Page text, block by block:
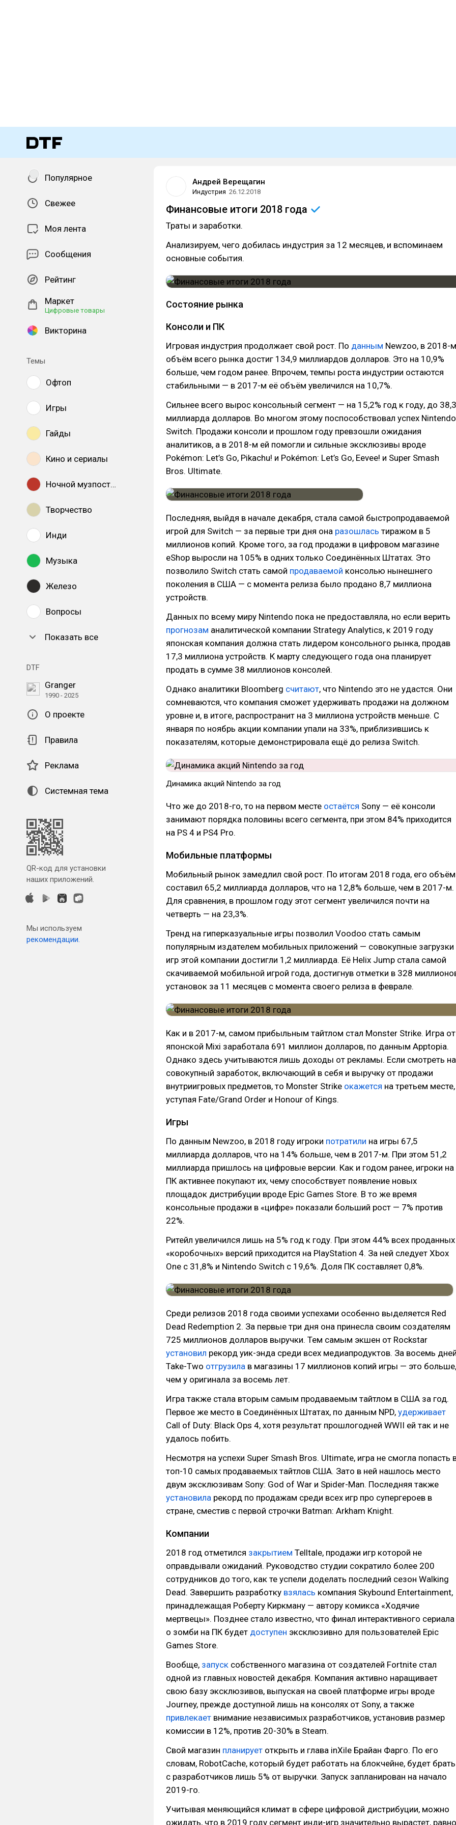
Популярное
Свежее
Моя лента
Сообщения
Рейтинг
Маркет
Цифровые товары
Викторина
Темы
Офтоп
Игры
Гайды
Кино и сериалы
Ночной музпостинг
Творчество
Инди
Музыка
Железо
Вопросы
Показать все
DTF
Granger
1990 - 2025
О проекте
Правила
Реклама
Системная тема
QR-код для установки
наших приложений.
Мы используем
рекомендации.
Андрей Верещагин
Индустрия 26.12.2018
Финансовые итоги 2018 года
Траты и заработки.
Анализируем, чего добилась индустрия за 12 месяцев, и вспоминаем
основные события.
Состояние рынка
Консоли и ПК
Игровая индустрия продолжает свой рост. По данным Newzoo, в 2018-м
объём всего рынка достиг 134,9 миллиардов долларов. Это на 10,9%
больше, чем годом ранее. Впрочем, темпы роста индустрии остаются
стабильными — в 2017-м её объём увеличился на 10,7%.
Сильнее всего вырос консольный сегмент — на 15,2% год к году, до 38,3
миллиарда долларов. Во многом этому поспособствовал успех Nintendo
Switch. Продажи консоли и прошлом году превзошли ожидания
аналитиков, а в 2018-м ей помогли и сильные эксклюзивы вроде
Pokémon: Let’s Go, Pikachu! и Pokémon: Let’s Go, Eevee! и Super Smash
Bros. Ultimate.
Последняя, выйдя в начале декабря, стала самой быстропродаваемой
игрой для Switch — за первые три дня она разошлась тиражом в 5
миллионов копий. Кроме того, за год продажи в цифровом магазине
eShop выросли на 105% в одних только Соединённых Штатах. Это
позволило Switch стать самой продаваемой консолью нынешнего
поколения в США — с момента релиза было продано 8,7 миллиона
устройств.
Данных по всему миру Nintendo пока не предоставляла, но если верить
прогнозам аналитической компании Strategy Analytics, к 2019 году
японская компания должна стать лидером консольного рынка, продав
17,3 миллиона устройств. К марту следующего года она планирует
продать в сумме 38 миллионов консолей.
Однако аналитики Bloomberg считают, что Nintendo это не удастся. Они
сомневаются, что компания сможет удерживать продажи на должном
уровне и, в итоге, распространит на 3 миллиона устройств меньше. С
января по ноябрь акции компании упали на 33%, приблизившись к
показателям, которые демонстрировала ещё до релиза Switch.
Динамика акций Nintendo за год
Что же до 2018-го, то на первом месте остаётся Sony — её консоли
занимают порядка половины всего сегмента, при этом 84% приходится
на PS 4 и PS4 Pro.
Мобильные платформы
Мобильный рынок замедлил свой рост. По итогам 2018 года, его объём
составил 65,2 миллиарда долларов, что на 12,8% больше, чем в 2017-м.
Для сравнения, в прошлом году этот сегмент увеличился почти на
четверть — на 23,3%.
Тренд на гиперказуальные игры позволил Voodoo стать самым
популярным издателем мобильных приложений — совокупные загрузки
игр этой компании достигли 1,2 миллиарда. Её Helix Jump стала самой
скачиваемой мобильной игрой года, достигнув отметки в 328
установок за 11 месяцев с момента своего релиза в феврале.
Как и в 2017-м, самом прибыльным тайтлом стал Monster Strike. Игра от
японской Mixi заработала 691 миллион долларов, по данным Apptopia.
Однако здесь учитываются лишь доходы от рекламы. Если смотреть на
совокупный заработок, включающий в себя и выручку от продажи
внутриигровых предметов, то Monster Strike окажется на третьем месте,
уступая Fate/Grand Order и Honour of Kings.
Игры
По данным Newzoo, в 2018 году игроки потратили на игры 67,5
миллиарда долларов, что на 14% больше, чем в 2017-м. При этом 51,2
миллиарда пришлось на цифровые версии. Как и годом ранее, игроки на
ПК активнее покупают их, чему способствует появление новых
площадок дистрибуции вроде Epic Games Store. В то же время
консольные продажи в «цифре» показали больший рост — 7% против
22%.
Ритейл увеличился лишь на 5% год к году. При этом 44% всех проданных
«коробочных» версий приходится на PlayStation 4. За ней следует Xbox
One с 31,8% и Nintendo Switch с 19,6%. Доля ПК составляет 0,8%.
Среди релизов 2018 года своими успехами особенно выделяется Red
Dead Redemption 2. За первые три дня она принесла своим создателям
725 миллионов долларов выручки. Тем самым экшен от Rockstar
установил рекорд уик-энда среди всех медиапродуктов. За восемь
Take-Two отгрузила в магазины 17 миллионов копий игры — это больше,
чем у оригинала за восемь лет.
Игра также стала вторым самым продаваемым тайтлом в США за год.
Первое же место в Соединённых Штатах, по данным NPD, удерживает
Call of Duty: Black Ops 4, хотя результат прошлогодней WWII ей так и не
удалось побить.
Несмотря на успехи Super Smash Bros. Ultimate, игра не смогла попасть
топ-10 самых продаваемых тайтлов США. Зато в ней нашлось место
двум эксклюзивам Sony: God of War и Spider-Man. Последняя также
установила рекорд по продажам среди всех игр про супергероев в
стране, сместив с первой строчки Batman: Arkham Knight.
Компании
2018 год отметился закрытием Telltale, продажи игр которой не
оправдывали ожиданий. Руководство студии сократило более 200
сотрудников до того, как те успели доделать последний сезон Walking
Dead. Завершить разработку взялась компания Skybound Entertainment,
принадлежащая Роберту Киркману — автору комикса «Ходячие
мертвецы». Позднее стало известно, что финал интерактивного сериала
о зомби на ПК будет доступен эксклюзивно для пользователей Epic
Games Store.
Вообще, запуск собственного магазина от создателей Fortnite стал
одной из главных новостей декабря. Компания активно наращивает
свою базу эксклюзивов, выпуская на своей платформе игры вроде
Journey, прежде доступной лишь на консолях от Sony, а также
привлекает внимание независимых разработчиков, установив размер
комиссии в 12%, против 20-30% в Steam.
Свой магазин планирует открыть и глава inXile Брайан Фарго. По его
словам, RobotCache, который будет работать на блокчейне, будет брать
с разработчиков лишь 5% от выручки. Запуск запланирован на начало
2019-го.
Учитывая меняющийся климат в сфере цифровой дистрибуции, можно
ожидать, что в 2019 году сегмент инди-игр значительно вырастет, равно